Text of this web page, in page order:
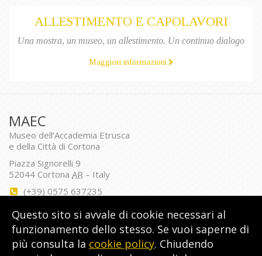
ALLESTIMENTO E CAPOLAVORI
Una mostra, un museo, un allestimento. Un continuo dialogo
Maggiori informazioni
MAEC
Museo dell’Accademia Etrusca
e della Città di Cortona
Piazza Signorelli 9
52044 Cortona AR – Italy
(+39) 0575 637235
www.cortonamaec.org
Seguici
su
TwitterFacebookYouTubeInstagram
Questo sito si avvale di cookie necessari al
funzionamento dello stesso. Se vuoi saperne di
più consulta la cookie policy. Chiudendo